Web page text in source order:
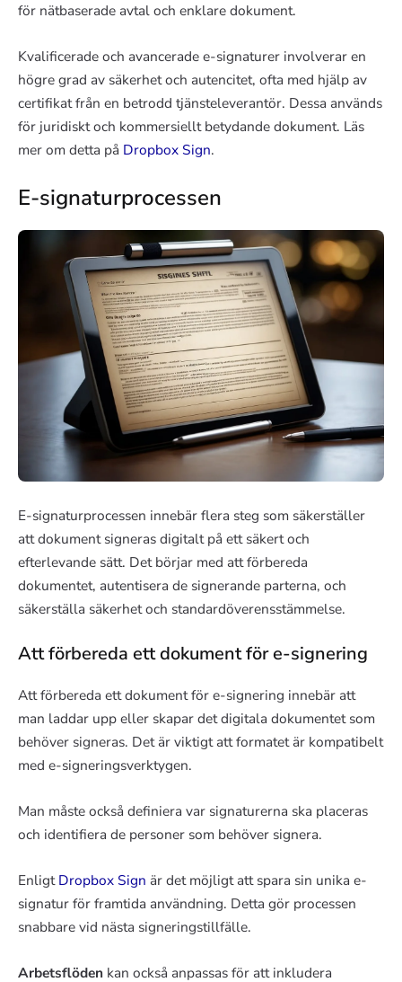
för nätbaserade avtal och enklare dokument.
Kvalificerade och avancerade e-signaturer involverar en
högre grad av säkerhet och autencitet, ofta med hjälp av
certifikat från en betrodd tjänsteleverantör. Dessa används
för juridiskt och kommersiellt betydande dokument. Läs
mer om detta på Dropbox Sign.
E-signaturprocessen
E-signaturprocessen innebär flera steg som säkerställer
att dokument signeras digitalt på ett säkert och
efterlevande sätt. Det börjar med att förbereda
dokumentet, autentisera de signerande parterna, och
säkerställa säkerhet och standardöverensstämmelse.
Att förbereda ett dokument för e-signering
Att förbereda ett dokument för e-signering innebär att
man laddar upp eller skapar det digitala dokumentet som
behöver signeras. Det är viktigt att formatet är kompatibelt
med e-signeringsverktygen.
Man måste också definiera var signaturerna ska placeras
och identifiera de personer som behöver signera.
EnligtDropbox Sign är det möjligt att spara sin unika e-
signatur för framtida användning. Detta gör processen
snabbare vid nästa signeringstillfälle.
Arbetsflöden kan också anpassas för att inkludera